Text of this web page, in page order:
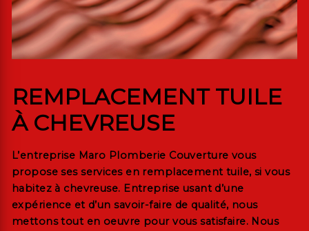
REMPLACEMENT TUILE
À CHEVREUSE
L’entreprise Maro Plomberie Couverture vous
propose ses services en remplacement tuile, si vous
habitez à chevreuse. Entreprise usant d’une
expérience et d’un savoir-faire de qualité, nous
mettons tout en oeuvre pour vous satisfaire. Nous